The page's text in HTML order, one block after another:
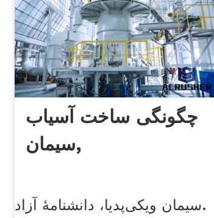
چگونگی ساخت آسیاب
سیمان,
سیمان ویکی‌پدیا، دانشنامهٔ آزاد.